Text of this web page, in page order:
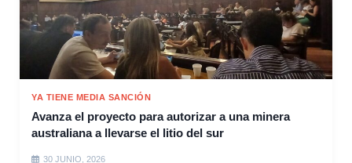
YA TIENE MEDIA SANCIÓN
Avanza el proyecto para autorizar a una minera
australiana a llevarse el litio del sur
30 JUNIO, 2026